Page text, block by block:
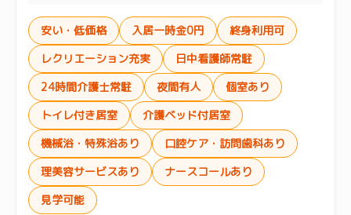
安い・低価格 入居一時金0円
終身利用可
レクリエーション充実
日中看護師常駐
24時間介護士常駐
夜間有人
個室あり
トイレ付き居室
介護ベッド付居室
機械浴・特殊浴あり
口腔ケア・訪問歯科あり
理美容サービスあり
ナースコールあり
見学可能